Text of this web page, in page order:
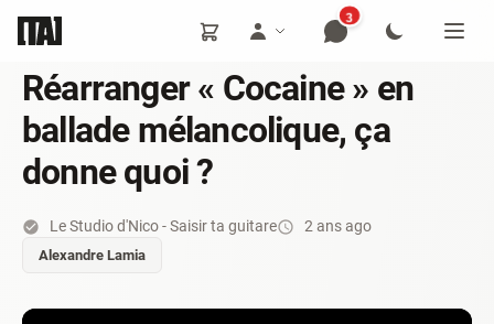
3
Réarranger « Cocaine » en
ballade mélancolique, ça
donne quoi ?
Le Studio d'Nico - Saisir ta guitare 2 ans ago
Alexandre Lamia